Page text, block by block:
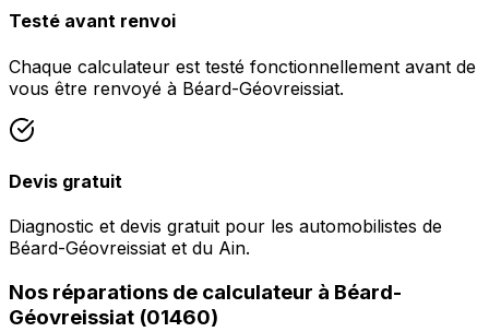
Testé avant renvoi
Chaque calculateur est testé fonctionnellement avant de
vous être renvoyé à Béard-Géovreissiat.
Devis gratuit
Diagnostic et devis gratuit pour les automobilistes de
Béard-Géovreissiat et du Ain.
Nos réparations de calculateur à Béard-
Géovreissiat (01460)